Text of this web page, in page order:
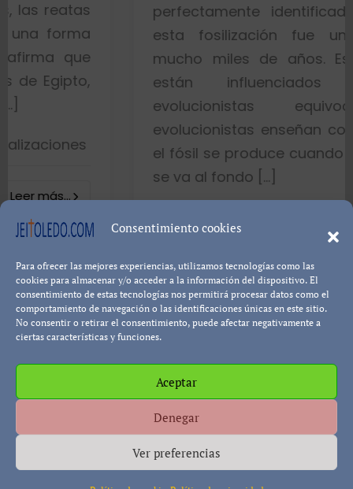
Consentimiento cookies
Para ofrecer las mejores experiencias, utilizamos tecnologías como las
cookies para almacenar y/o acceder a la información del dispositivo. El
consentimiento de estas tecnologías nos permitirá procesar datos como el
comportamiento de navegación o las identificaciones únicas en este sitio.
No consentir o retirar el consentimiento, puede afectar negativamente a
ciertas características y funciones.
Aceptar
Denegar
Ver preferencias
perfectamente identificado piensa
esta fosilización fue un proceso
mucho miles de años. Esto es
están influenciados por
evolucionistas equivocadas.
evolucionistas enseñan con gráficos
el fósil se produce cuando el pez
se va al fondo […]
Pablo Blanco Leer más...
Responsabilidad